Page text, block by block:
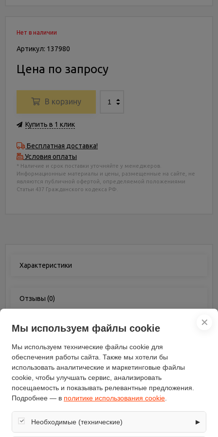
Нет в наличии
Артикул: 137980
Цена по запросу
В корзину
Купить в 1 клик
Бесплатная доставка!
Условия оплаты
* Наличие и срок поставки уточняйте у менеджеров.
Информационные материалы и цены, размещенные на сайте, не
являются публичной офертой, определяемой положениями
Статьи 437 Гражданского кодекса РФ.
Характеристики
Отзывы (0)
Характеристики
Вес (кг)
10.6
Бренд
Kasei
высотой
Ширина скашивания (см)
Мощность (Вт/л.с.)
0.95
✕
Мы используем файлы cookie
Мы используем технические файлы cookie для
обеспечения работы сайта. Также мы хотели бы
использовать аналитические и маркетинговые файлы
cookie, чтобы улучшать сервис, анализировать
посещаемость и показывать релевантные предложения.
Подробнее — в политике использования cookie
Необходимые (технические) ▶